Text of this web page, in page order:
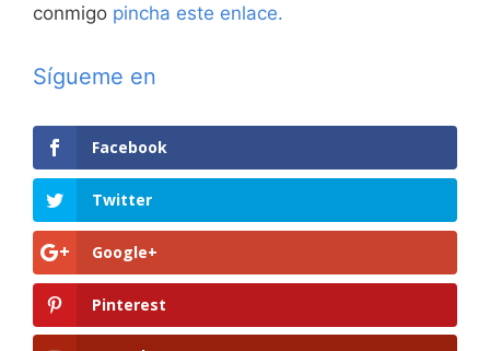
conmigo pincha este enlace.
Sígueme en
Facebook
Twitter
Google+
Pinterest